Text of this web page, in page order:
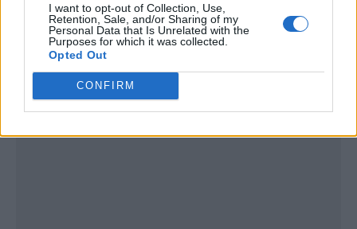
I want to opt-out of Collection, Use,
Retention, Sale, and/or Sharing of my
Personal Data that Is Unrelated with the
Purposes for which it was collected.
Opted Out
CONFIRM